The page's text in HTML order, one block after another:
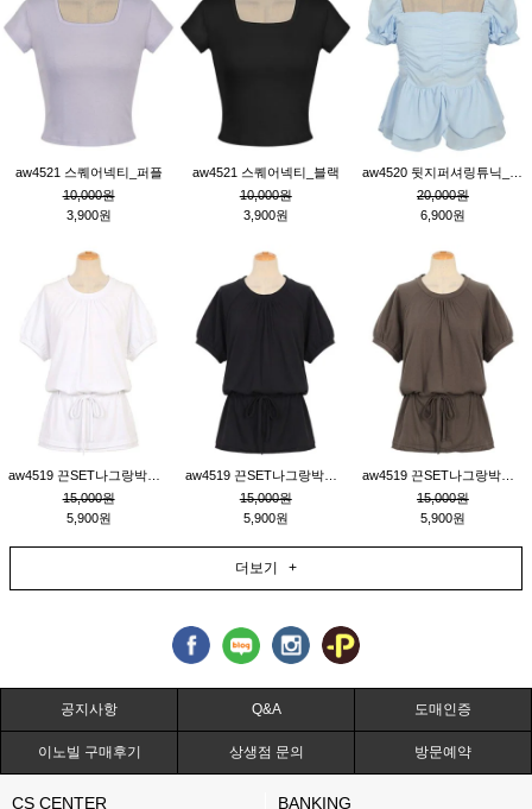
aw4521 스퀘어넥티_퍼플
10,000원
3,900원
aw4521 스퀘어넥티_블랙
10,000원
3,900원
20,000원
6,900원
15,000원
5,900원
15,000원
5,900원
15,000원
5,900원
더보기 +
공지사항 Q&A 도매인증
이노빌 구매후기 상생점 문의 방문예약
CS CENTER BANKING